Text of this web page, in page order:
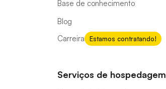
Base de conhecimento
Blog
Carreira
Estamos contratando!
Serviços de hospedagem